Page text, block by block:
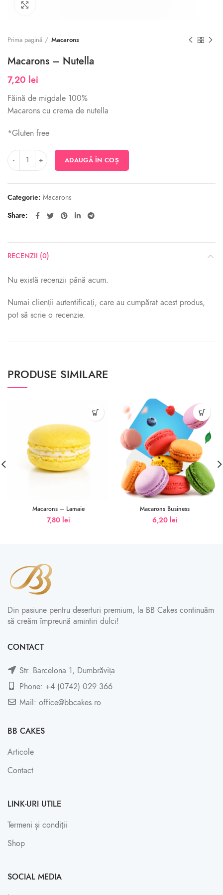
Prima pagină Macarons
Macarons – Nutella
7,20 lei
Făină de migdale 100%
Macarons cu crema de nutella
*Gluten free
Cantitate Macarons - Nutella
ADAUGĂ ÎN COȘ
Categorie: Macarons
Share
RECENZII (0)
Nu există recenzii până acum.
Numai clienții autentificați, care au cumpărat acest produs,
pot să scrie o recenzie.
PRODUSE SIMILARE
Macarons – Lamaie
7,80 lei
Macarons Business
6,20 lei
Din pasiune pentru deserturi premium, la BB Cakes continuăm
să creăm împreună amintiri dulci!
CONTACT
Str. Barcelona 1, Dumbrăvița
Phone: +4 (0742) 029 366
Mail: office@bbcakes.ro
BB CAKES
Articole
Contact
LINK-URI UTILE
Termeni și condiții
Shop
SOCIAL MEDIA